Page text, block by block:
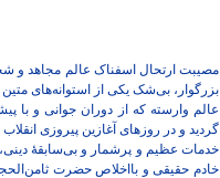
مصیبت ارتحال اسفناک عالم مجاهد و
بزرگوار، بی‌شک یکی از استوانه‌های
عالم وارسته که از دوران جوانی و
گردید و در روزهای آغازین پیروزی
خدمات عظیم و پرشمار و بی‌سابقۀ
خادم حقیقی و بااخلاص حضرت